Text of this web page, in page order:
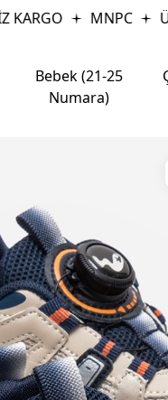
MNPC
Bebek (21-25
Numara)